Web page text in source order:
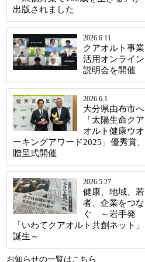
出版されました
2026.6.11
クアオルト事業
活用オンライン
説明会を開催
2026.6.1
大分県由布市へ
「太陽生命クア
オルト健康ウオ
ーキングアワード2025」優秀賞、
贈呈式開催
2026.5.27
健康、地域、若
者、企業をつな
ぐ ～岩手発
「いわてクアオルト共創ネット」
誕生～
お知らせの一覧はこちら